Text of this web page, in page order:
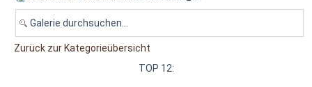
Zurück zur Kategorieübersicht
TOP 12: